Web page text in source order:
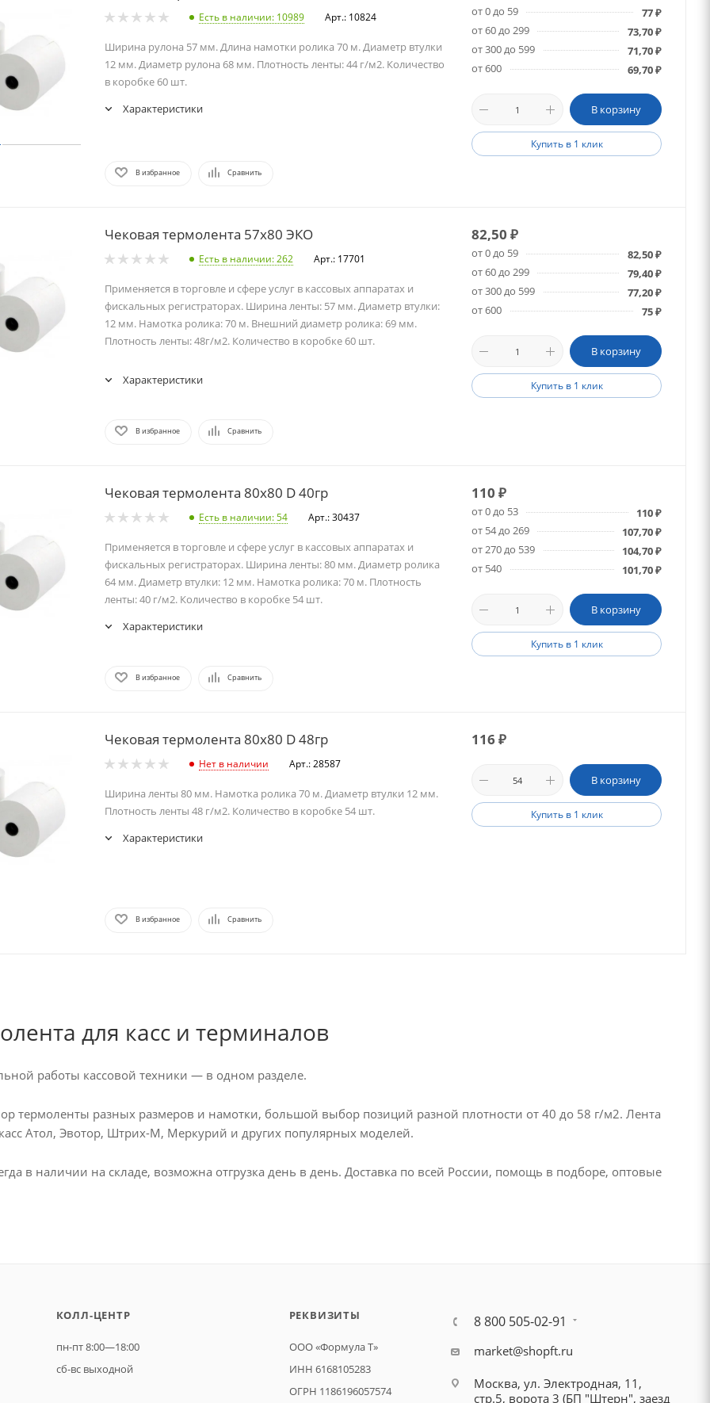
Есть в наличии: 10989 Арт.: 10824
Ширина рулона 57 мм. Длина намотки ролика 70 м. Диаметр втулки
12 мм. Диаметр рулона 68 мм. Плотность ленты: 44 г/м2. Количество
в коробке 60 шт.
Характеристики
В избранное Сравнить
от 0 до 59 77₽
от 60 до 299
73,70₽
от 300 до 599
71,70₽
от 600
69,70₽
В корзину
Купить в 1 клик
Чековая термолента 57х80 ЭКО
Есть в наличии: 262 Арт.: 17701
Применяется в торговле и сфере услуг в кассовых аппаратах и
фискальных регистраторах. Ширина ленты: 57 мм. Диаметр втулки:
12 мм. Намотка ролика: 70 м. Внешний диаметр ролика: 69 мм.
Плотность ленты: 48г/м2. Количество в коробке 60 шт.
Характеристики
В избранное Сравнить
82,50 ₽
от 0 до 59 82,50₽
от 60 до 299
79,40₽
от 300 до 599
77,20₽
от 600
75₽
В корзину
Купить в 1 клик
Чековая термолента 80х80 D 40гр
Есть в наличии: 54 Арт.: 30437
Применяется в торговле и сфере услуг в кассовых аппаратах и
фискальных регистраторах. Ширина ленты: 80 мм. Диаметр ролика
64 мм. Диаметр втулки: 12 мм. Намотка ролика: 70 м. Плотность
ленты: 40 г/м2. Количество в коробке 54 шт.
Характеристики
В избранное Сравнить
110 ₽
от 0 до 53 110₽
от 54 до 269
107,70₽
от 270 до 539
104,70₽
от 540
101,70₽
В корзину
Купить в 1 клик
Чековая термолента 80х80 D 48гр
Нет в наличии Арт.: 28587
Ширина ленты 80 мм. Намотка ролика 70 м. Диаметр втулки 12 мм.
Плотность ленты 48 г/м2. Количество в коробке 54 шт.
Характеристики
В избранное Сравнить
116 ₽
В корзину
Купить в 1 клик
для касс и терминалов
работы кассовой техники — в одном разделе.
термоленты разных размеров и намотки, большой выбор позиций разной плотности от 40 до 58 г/м2. Лента
Атол, Эвотор, Штрих-М, Меркурий и других популярных моделей.
в наличии на складе, возможна отгрузка день в день. Доставка по всей России, помощь в подборе, оптовые
КОЛЛ-ЦЕНТР
пн-пт 8:00—18:00
сб-вс выходной
РЕКВИЗИТЫ
ООО «Формула Т»
ИНН 6168105283
ОГРН 1186196057574
8 800 505-02-91
market@shopft.ru
Москва, ул. Электродная, 11,
стр.5, ворота 3 (БП "Штерн", заезд